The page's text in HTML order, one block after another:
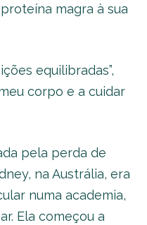
magra à sua
equilibradas”,
corpo e a cuidar
pela perda de
na Austrália, era
numa academia,
Ela começou a